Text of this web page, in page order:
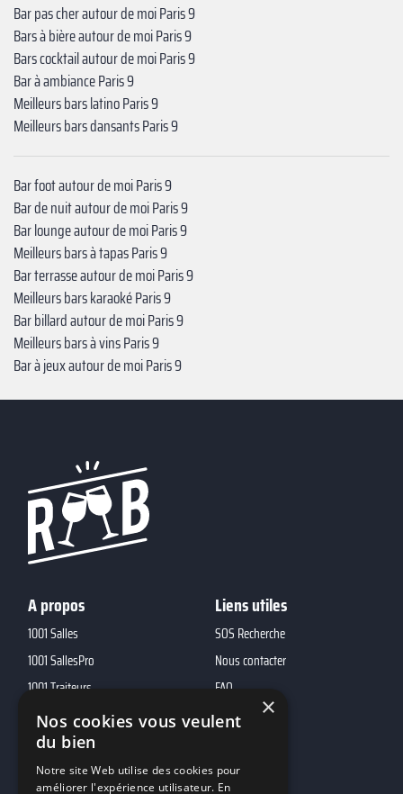
Bar pas cher autour de moi Paris 9
Bars à bière autour de moi Paris 9
Bars cocktail autour de moi Paris 9
Bar à ambiance Paris 9
Meilleurs bars latino Paris 9
Meilleurs bars dansants Paris 9
Bar foot autour de moi Paris 9
Bar de nuit autour de moi Paris 9
Bar lounge autour de moi Paris 9
Meilleurs bars à tapas Paris 9
Bar terrasse autour de moi Paris 9
Meilleurs bars karaoké Paris 9
Bar billard autour de moi Paris 9
Meilleurs bars à vins Paris 9
Bar à jeux autour de moi Paris 9
A propos
1001 Salles
1001 SallesPro
1001 Traiteurs
1001 DJ
10h01
MP2
Liens utiles
SOS Recherche
Nous contacter
FAQ
×
Nos cookies vous veulent
du bien
Notre site Web utilise des cookies pour
améliorer l'expérience utilisateur. En